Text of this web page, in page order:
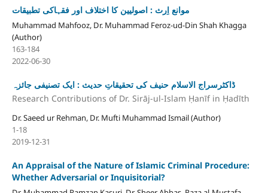
موانع اِرث : اصولیین کا اختلاف اور فقہاکی تطبیقات
Muhammad Mahfooz, Dr. Muhammad Feroz-ud-Din Shah Khagga
(Author)
163-184
2022-06-30
ڈاکٹرسراج الاسلام حنیف کی تحقیقاتِ حدیث : ایک تصنیفی جائزہ
Research Contributions of Dr. Sirāj-ul-Islam Ḥanīf in Ḥadīth
Dr. Saeed ur Rehman, Dr. Mufti Muhammad Ismail (Author)
1-18
2019-12-31
An Appraisal of the Nature of Islamic Criminal Procedure:
Whether Adversarial or Inquisitorial?